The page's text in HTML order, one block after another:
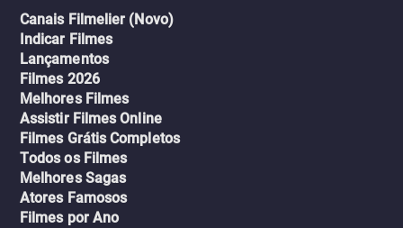
Canais Filmelier (Novo)
Indicar Filmes
Lançamentos
Filmes 2026
Melhores Filmes
Assistir Filmes Online
Filmes Grátis Completos
Todos os Filmes
Melhores Sagas
Atores Famosos
Filmes por Ano